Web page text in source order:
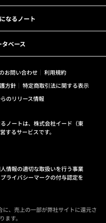
なるノート
ベース
お問い合わせ
利用規約
方針
特定商取引法に関する表示
のリリース情報
ノートは、株式会社イード（東
するサービスです。
情報の適切な取扱いを行う事業
ライバシーマークの付与認定を
、売上の一部が弊社サイトに還元さ
ます。